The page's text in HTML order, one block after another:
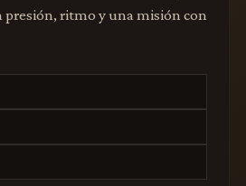
presión, ritmo y una misión con